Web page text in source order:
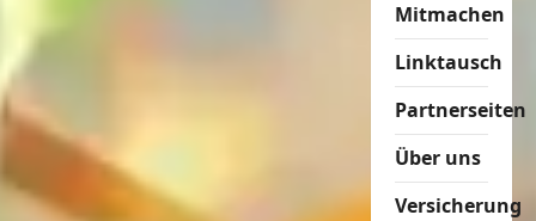
Mitmachen
Linktausch
Partnerseiten
Über uns
Versicherung